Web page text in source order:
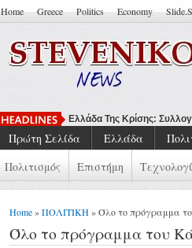
Home Greece Politics Economy
Να Μπορείς Να Πεις ''Έτσι
Πρώτη Σελίδα Ελλάδα
Πολιτισμός
Επιστήμη
Home»ΠΟΛΙΤΙΚΗ» Όλο το πρόγραμμα
Όλο το πρόγραμμα του